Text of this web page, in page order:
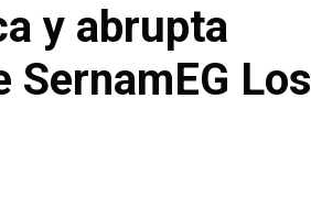
y abrupta
SernamEG Los